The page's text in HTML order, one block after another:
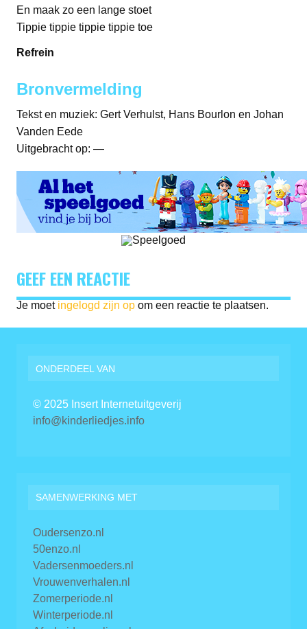
En maak zo een lange stoet
Tippie tippie tippie tippie toe
Refrein
Bronvermelding
Tekst en muziek: Gert Verhulst, Hans Bourlon en Johan
Vanden Eede
Uitgebracht op: —
GEEF EEN REACTIE
Je moet ingelogd zijn op om een reactie te plaatsen.
ONDERDEEL VAN
© 2025 Insert Internetuitgeverij
info@kinderliedjes.info
SAMENWERKING MET
Oudersenzo.nl
50enzo.nl
Vadersenmoeders.nl
Vrouwenverhalen.nl
Zomerperiode.nl
Winterperiode.nl